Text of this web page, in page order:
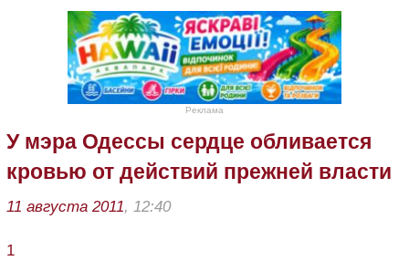
Реклама
У мэра Одессы сердце обливается
кровью от действий прежней власти
11 августа 2011, 12:40
1